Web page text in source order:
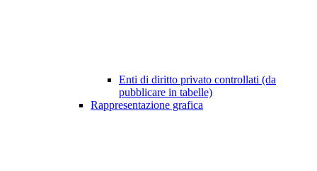
Enti di diritto privato controllati (da
pubblicare in tabelle)
Rappresentazione grafica